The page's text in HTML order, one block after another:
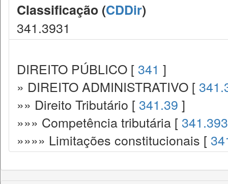
Classificação (CDDir)
341.3931
DIREITO PÚBLICO [ 341 ]
» DIREITO ADMINISTRATIVO [
»» Direito Tributário [ 341.39 ]
»»» Competência tributária [ 341.393
»»»» Limitações constitucionais [